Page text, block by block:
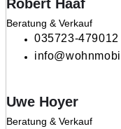
Robert Haaf
Beratung & Verkauf
035723-479012
Uwe Hoyer
Beratung & Verkauf